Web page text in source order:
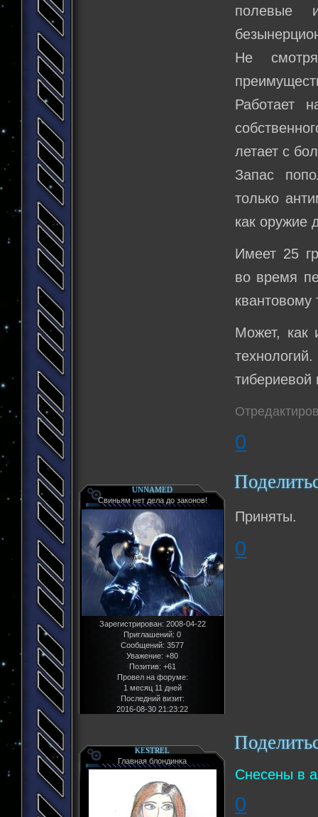
полевые
Не
Работает
летает с
Запас
только
как оружие
Имеет 25
во время
квантовому
Может, как
тибериевой
0
UNNAMED
Свиньям нет дела до законов!
Зарегистрирован: 2008-04-22
Приглашений: 0
Сообщений: 3577
Уважение: +80
Позитив: +61
Провел на форуме:
1 месяц 11 дней
Последний визит:
2016-08-30 21:23:22
Приняты.
0
KESTREL
Главная блондинка
Снесены в
0